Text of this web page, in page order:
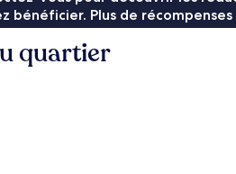
bénéficier. Plus de récompenses
quartier